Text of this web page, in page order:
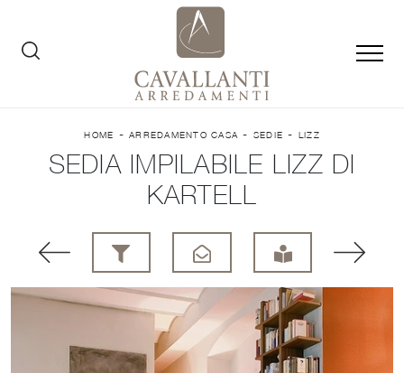
HOME - ARREDAMENTO CASA - SEDIE - LIZZ
SEDIA IMPILABILE LIZZ DI
KARTELL